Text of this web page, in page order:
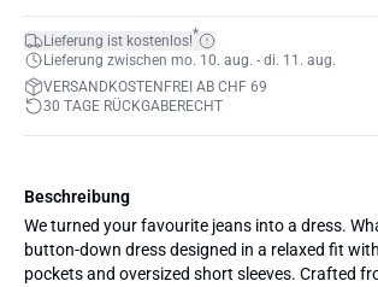
Lieferung ist kostenlos!*
Lieferung zwischen mo. 10. aug. - di. 11. aug.
VERSANDKOSTENFREI AB CHF 69
30 TAGE RÜCKGABERECHT
Beschreibung
We turned your favourite jeans into a dress.
button-down dress designed in a relaxed fit
pockets and oversized short sleeves. Crafted